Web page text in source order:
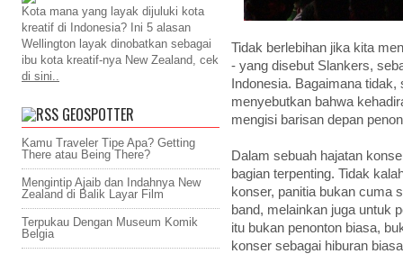
Tidak berlebihan jika kita
- yang disebut Slankers,
Indonesia. Bagaimana
menyebutkan bahwa
mengisi barisan depan
Dalam sebuah hajatan
bagian terpenting. Tidak
konser, panitia bukan cuma
band, melainkan juga untuk
itu bukan penonton biasa,
konser sebagai hiburan
Kota mana yang layak dijuluki kota
kreatif di Indonesia? Ini 5 alasan
Wellington layak dinobatkan sebagai
ibu kota kreatif-nya New Zealand, cek
di sini..
GEOSPOTTER
Kamu Traveler Tipe Apa? Getting
There atau Being There?
Mengintip Ajaib dan Indahnya New
Zealand di Balik Layar Film
Terpukau Dengan Museum Komik
Belgia